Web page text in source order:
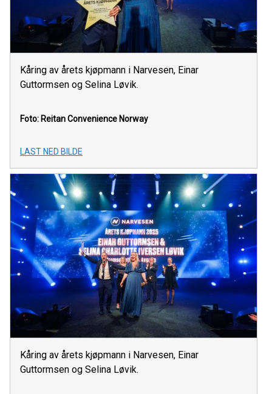
Kåring av årets kjøpmann i Narvesen, Einar
Guttormsen og Selina Løvik.
Foto: Reitan Convenience Norway
LAST NED BILDE
Kåring av årets kjøpmann i Narvesen, Einar
Guttormsen og Selina Løvik.